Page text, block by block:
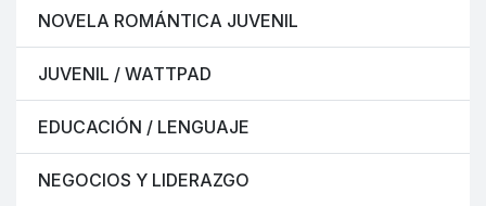
NOVELA ROMÁNTICA JUVENIL
JUVENIL / WATTPAD
EDUCACIÓN / LENGUAJE
NEGOCIOS Y LIDERAZGO